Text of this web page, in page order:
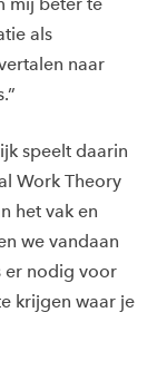
als
naar
speelt daarin
Work Theory
het vak en
we vandaan
er nodig voor
krijgen waar je